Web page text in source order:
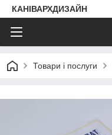
КАНІВАРХДИЗАЙН
Товари і послуги